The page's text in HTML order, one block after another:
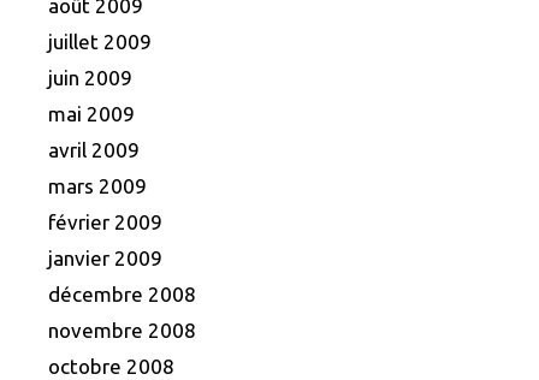
août 2009
juillet 2009
juin 2009
mai 2009
avril 2009
mars 2009
février 2009
janvier 2009
décembre 2008
novembre 2008
octobre 2008